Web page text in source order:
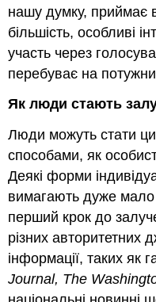
нашу думку, приймає
більшість, особливі
участь через
перебуває на
Як люди стають
Люди можуть стати
способами, як
Деякі форми
вимагають дуже
перший крок до
різних авторитетних
інформації, таких як
Journal, The